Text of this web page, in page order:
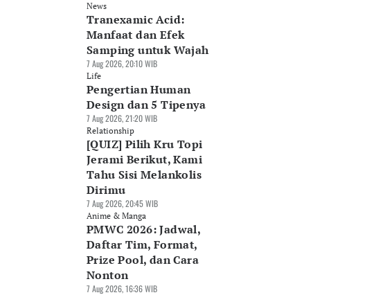
News
Tranexamic Acid:
Manfaat dan Efek
Samping untuk Wajah
7 Aug 2026, 20:10 WIB
Life
Pengertian Human
Design dan 5 Tipenya
7 Aug 2026, 21:20 WIB
Relationship
[QUIZ] Pilih Kru Topi
Jerami Berikut, Kami
Tahu Sisi Melankolis
Dirimu
7 Aug 2026, 20:45 WIB
Anime & Manga
PMWC 2026: Jadwal,
Daftar Tim, Format,
Prize Pool, dan Cara
Nonton
7 Aug 2026, 16:36 WIB